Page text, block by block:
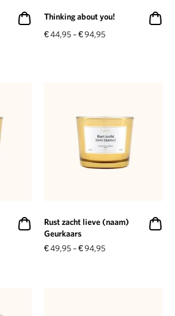
Thinking about you!
€44,95–€94,95
Rust zacht lieve (naam)
Geurkaars
€49,95–€94,95